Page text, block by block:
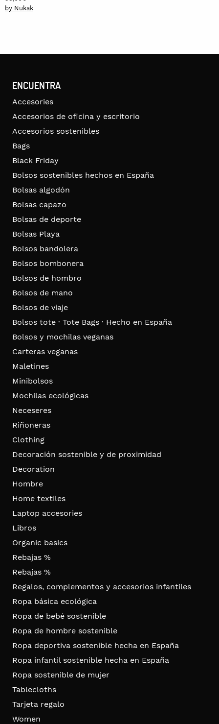
by Nukak
ENCUENTRA
Accesories
Accesorios de oficina y escritorio
Accesorios sostenibles
Bags
Black Friday
Bolsos sostenibles hechos en España
Bolsas algodón
Bolsas capazo
Bolsas de deporte
Bolsas Playa
Bolsos bandolera
Bolsos bombonera
Bolsos de hombro
Bolsos de mano
Bolsos de viaje
Bolsos tote · Tote Bags · Hecho en España
Bolsos y mochilas veganas
Carteras veganas
Maletines
Minibolsos
Mochilas ecológicas
Neceseres
Riñoneras
Clothing
Decoración sostenible y de proximidad
Decoration
Hombre
Home textiles
Laptop accesories
Libros
Organic basics
Rebajas %
Rebajas %
Regalos, complementos y accesorios infantiles
Ropa básica ecológica
Ropa de bebé sostenible
Ropa de hombre sostenible
Ropa deportiva sostenible hecha en España
Ropa infantil sostenible hecha en España
Ropa sostenible de mujer
Tablecloths
Tarjeta regalo
Women